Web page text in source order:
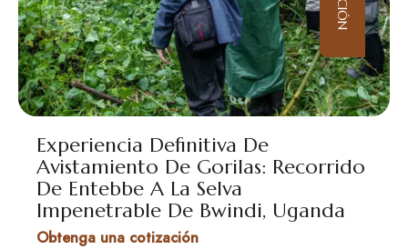
Experiencia Definitiva De
Avistamiento De Gorilas: Recorrido
De Entebbe A La Selva
Impenetrable De Bwindi, Uganda
Obtenga una cotización